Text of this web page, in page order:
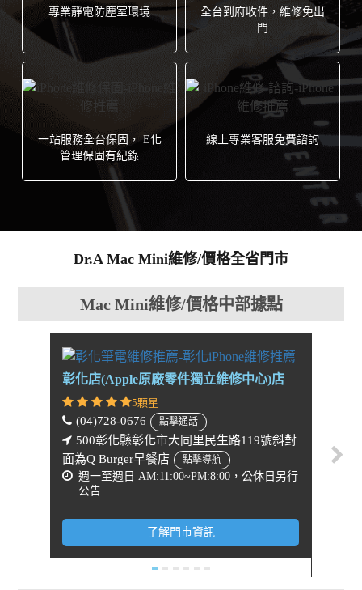
專業靜電防塵室環境
全台到府收件，維修免出
門
一站服務全台保固， E化
管理保固有紀錄
線上專業客服免費諮詢
Dr.A Mac Mini維修/價格全省門市
Mac Mini維修/價格中部據點
彰化店(Apple原廠零件獨立維修中心)店
5顆星
(04)728-0676 點擊通話
500彰化縣彰化市大同里民生路119號斜對
面為Q Burger早餐店
點擊導航
週一至週日 AM:11:00~PM:8:00，公休日另行
公告
了解門市資訊
403